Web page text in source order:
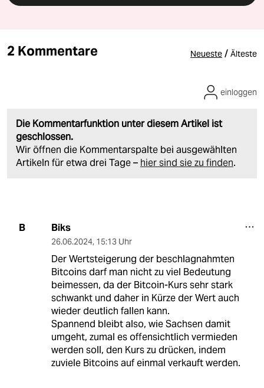
2 Kommentare Neueste / Älteste
Die Kommentarfunktion unter diesem Artikel ist
geschlossen.
Wir öffnen die Kommentarspalte bei ausgewählten
Artikeln für etwa drei Tage – hier sind sie zu finden.
einloggen
B Biks
26.06.2024, 15:13 Uhr
Der Wertsteigerung der beschlagnahmten
Bitcoins darf man nicht zu viel Bedeutung
beimessen, da der Bitcoin-Kurs sehr stark
schwankt und daher in Kürze der Wert auch
wieder deutlich fallen kann.
Spannend bleibt also, wie Sachsen damit
umgeht, zumal es offensichtlich vermieden
werden soll, den Kurs zu drücken, indem
zuviele Bitcoins auf einmal verkauft werden.